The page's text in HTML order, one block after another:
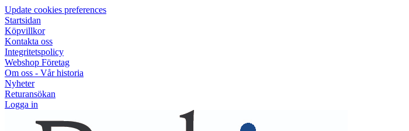
Update cookies preferences
Startsidan
Köpvillkor
Kontakta oss
Integritetspolicy
Webshop Företag
Om oss - Vår historia
Nyheter
Returansökan
Logga in